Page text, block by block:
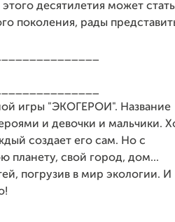
десятилетия может стать
поколения, рады
игры "ЭКОГЕРОИ". Название
и девочки и мальчики.
создает его сам. Но с
планету, свой город, дом...
погрузив в мир экологии. И